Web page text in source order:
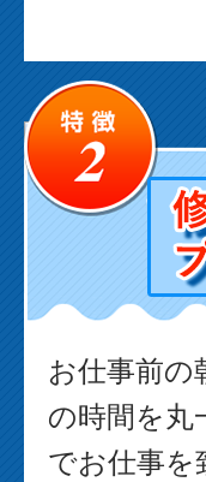
お仕事前
の時間を
でお仕事を